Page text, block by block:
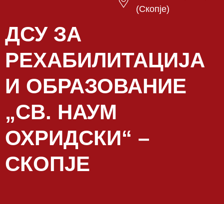
(Скопје)
ДСУ ЗА
РЕХАБИЛИТАЦИЈА
И ОБРАЗОВАНИЕ
„СВ. НАУМ
ОХРИДСКИ“ –
СКОПЈЕ